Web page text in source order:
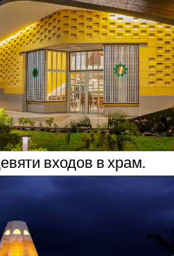
входов в храм.